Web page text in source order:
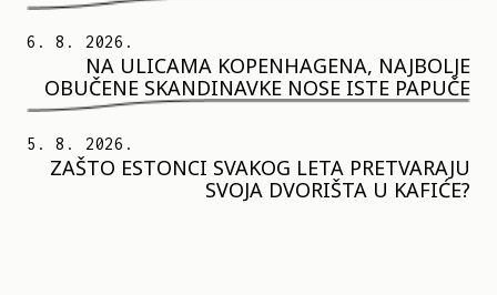
6. 8. 2026.
NA ULICAMA KOPENHAGENA, NAJBOLJE
OBUČENE SKANDINAVKE NOSE ISTE PAPUČE
5. 8. 2026.
ZAŠTO ESTONCI SVAKOG LETA PRETVARAJU
SVOJA DVORIŠTA U KAFIĆE?